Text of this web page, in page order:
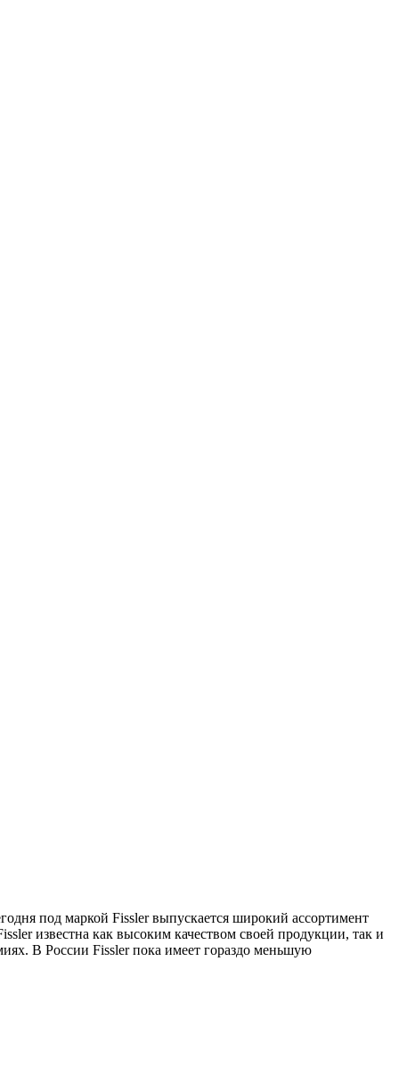
под маркой Fissler выпускается широкий ассортимент
известна как высоким качеством своей продукции, так и
В России Fissler пока имеет гораздо меньшую